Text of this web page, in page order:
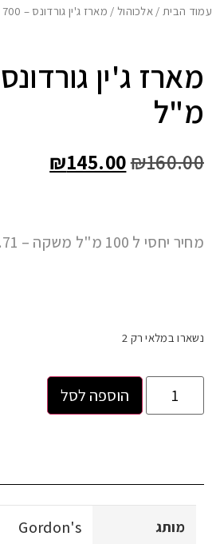
עמוד הבית/ אלכוהול / מארז ג'ין גורדונס – 700 מ"ל
מ"ל
₪160.00
₪145.00
מחיר יחסי ל 100 מ"ל משקה – 15.71
נשארו במלאי רק 2
הוספה לסל
מותג Gordon's